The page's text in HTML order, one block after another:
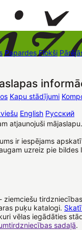
English Русский
Papardes Flokši
Kapu stādījumi
komplekti
atjaunojuši mājaslapu.
ir iespējams
uzreiz pie bildes
ziemciešu
puķu katalogi.
vēlas iegādāties
sadaļā.